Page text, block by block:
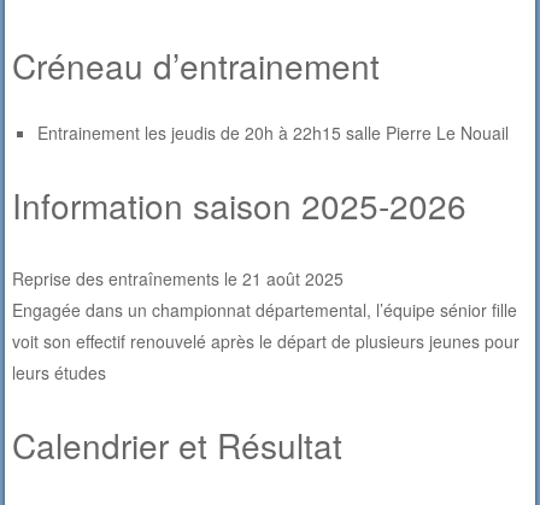
Créneau d’entrainement
Entrainement les jeudis de 20h à 22h15 salle Pierre Le Nouail
Information saison 2025-2026
Reprise des entraînements le 21 août 2025
Engagée dans un championnat départemental, l’équipe sénior fille
voit son effectif renouvelé après le départ de plusieurs jeunes pour
leurs études
Calendrier et Résultat